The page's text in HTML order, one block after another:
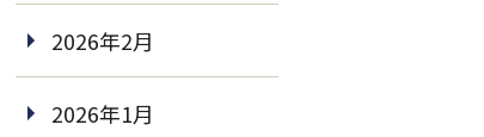
2026年2月
2026年1月